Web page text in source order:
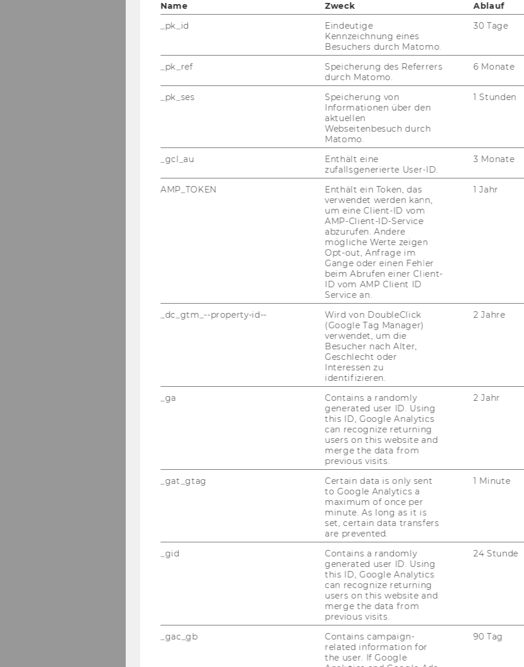
Name Zweck Ablauf
_pk_id
Eindeutige
Kennzeichnung eines
Besuchers durch Matomo.
30 Tage
_pk_ref
Speicherung des Referrers
durch Matomo.
6 Monate
_pk_ses
Speicherung von
Informationen über den
aktuellen
Webseitenbesuch durch
Matomo.
1 Stunden
_gcl_au
Enthält eine
zufallsgenerierte User-ID.
3 Monate
AMP_TOKEN
Enthält ein Token, das
verwendet werden kann,
um eine Client-ID vom
AMP-Client-ID-Service
abzurufen. Andere
mögliche Werte zeigen
Opt-out, Anfrage im
Gange oder einen Fehler
beim Abrufen einer Client-
ID vom AMP Client ID
Service an.
1 Jahr
_dc_gtm_--property-id--
Wird von DoubleClick
(Google Tag Manager)
verwendet, um die
Besucher nach Alter,
Geschlecht oder
Interessen zu
identifizieren.
2 Jahre
_ga
Contains a randomly
generated user ID. Using
this ID, Google Analytics
can recognize returning
users on this website and
merge the data from
previous visits.
2 Jahr
_gat_gtag
Certain data is only sent
to Google Analytics a
maximum of once per
minute. As long as it is
set, certain data transfers
are prevented.
1 Minute
_gid
Contains a randomly
generated user ID. Using
this ID, Google Analytics
can recognize returning
users on this website and
merge the data from
previous visits.
24 Stunde
_gac_gb
Contains campaign-
related information for
the user. If Google
90 Tag